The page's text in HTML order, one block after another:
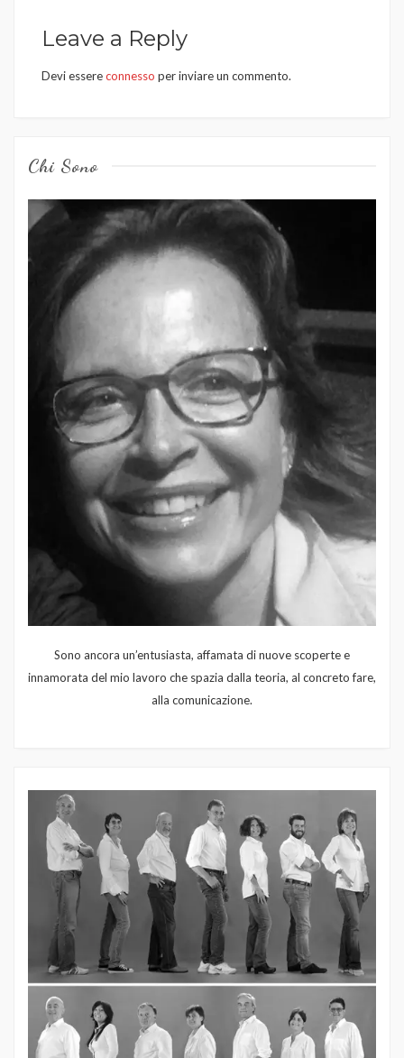
Leave a Reply
Devi essereconnesso per inviare un commento.
Chi Sono
Sono ancora un’entusiasta, affamata di nuove scoperte e
innamorata del mio lavoro che spazia dalla teoria, al concreto fare,
alla comunicazione.